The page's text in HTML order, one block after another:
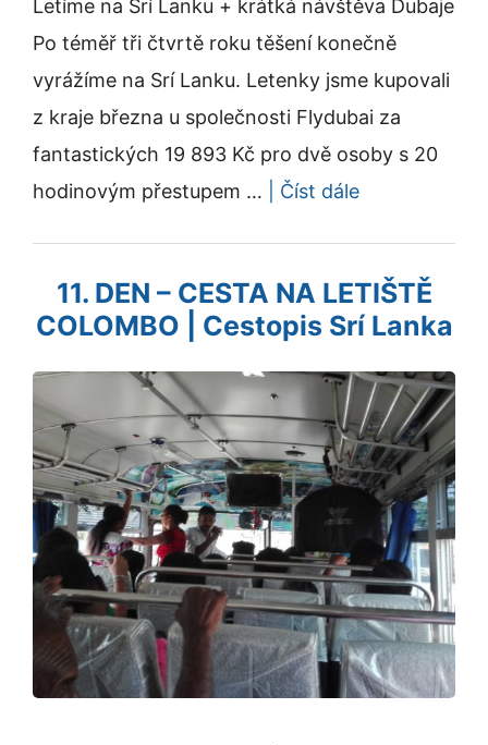
Letíme na Srí Lanku + krátká návštěva Dubaje
Po téměř tři čtvrtě roku těšení konečně
vyrážíme na Srí Lanku. Letenky jsme kupovali
z kraje března u společnosti Flydubai za
fantastických 19 893 Kč pro dvě osoby s 20
hodinovým přestupem …
| Číst dále
11. DEN – CESTA NA LETIŠTĚ
COLOMBO | Cestopis Srí Lanka